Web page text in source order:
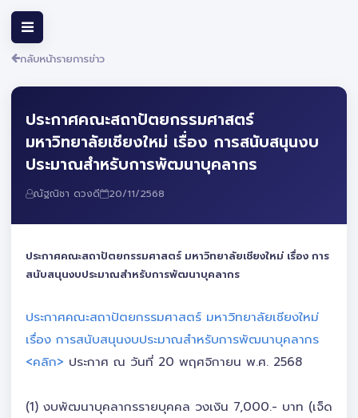
กลับหน้ารายการข่าว
ประกาศคณะสถาปัตยกรรมศาสตร์
มหาวิทยาลัยเชียงใหม่ เรื่อง การสนับสนุนงบ
ประมาณสำหรับการพัฒนาบุคลากร
ณัฐณิชา ดวงดี 20/11/2568
ประกาศคณะสถาปัตยกรรมศาสตร์ มหาวิทยาลัยเชียงใหม่ เรื่อง การ
สนับสนุนงบประมาณสำหรับการพัฒนาบุคลากร
ประกาศคณะสถาปัตยกรรมศาสตร์ มหาวิทยาลัยเชียงใหม่
เรื่อง การสนับสนุนงบประมาณสำหรับการพัฒนาบุคลากร
<คลิก> ประกาศ ณ วันที่ 20 พฤศจิกายน พ.ศ. 2568
(1) งบพัฒนาบุคลากรรายบุคคล วงเงิน 7,000.- บาท (เจ็ด